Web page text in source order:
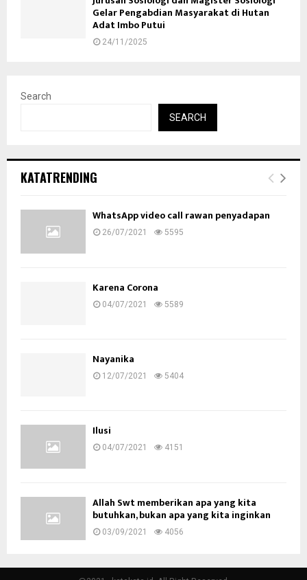
Gelar Pengabdian Masyarakat di Hutan
Adat Imbo Putui
24/11/2025
Search
SEARCH
KATATRENDING
WhatsApp video call rawan penyadapan
26/07/2021 5595
Karena Corona
04/07/2021 5589
Nayanika
12/07/2021 5404
Ilusi
04/07/2021 4151
Allah Swt memberikan apa yang kita
butuhkan, bukan apa yang kita inginkan
03/09/2021 4056